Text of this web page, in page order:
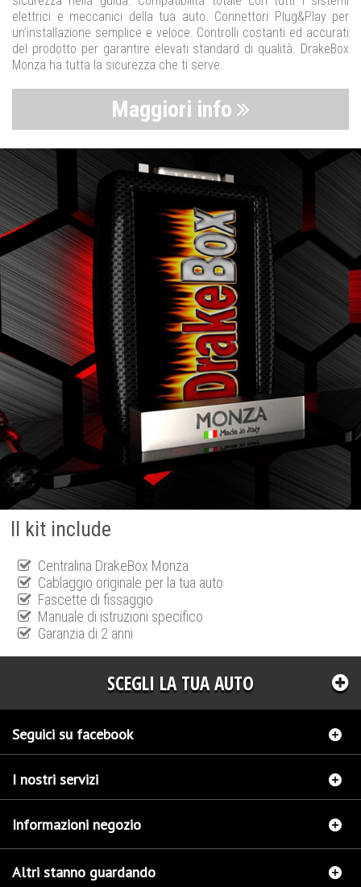
elettrici e meccanici della tua auto. Connettori Plug&Play per
un’installazione semplice e veloce. Controlli costanti ed accurati
del prodotto per garantire elevati standard di qualità. DrakeBox
Monza ha tutta la sicurezza che ti serve.
Maggiori info
Il kit include
Centralina DrakeBox Monza
Cablaggio originale per la tua auto
Fascette di fissaggio
Manuale di istruzioni specifico
Garanzia di 2 anni
SCEGLI LA TUA AUTO
Seguici su facebook
I nostri servizi
Informazioni negozio
Altri stanno guardando